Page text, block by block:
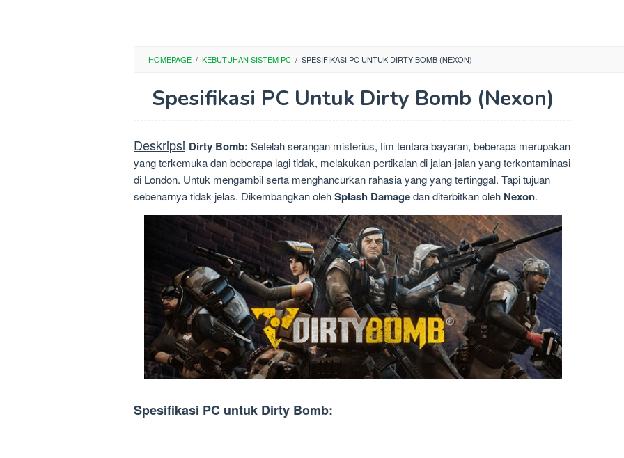
HOMEPAGE / KEBUTUHAN SISTEM PC / SPESIFIKASI PC UNTUK DIRTY BOMB (NEXON)
Spesifikasi PC Untuk Dirty Bomb (Nexon)
Deskripsi Dirty Bomb: Setelah serangan misterius, tim tentara bayaran, beberapa merupakan
yang terkemuka dan beberapa lagi tidak, melakukan pertikaian di jalan-jalan yang terkontaminasi
di London. Untuk mengambil serta menghancurkan rahasia yang yang tertinggal. Tapi tujuan
sebenarnya tidak jelas. Dikembangkan olehSplash Damagedan diterbitkan oleh Nexon.
Spesifikasi PC untuk Dirty Bomb: